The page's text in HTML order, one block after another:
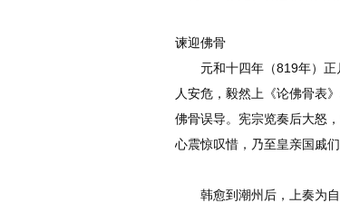
谏迎佛骨
元和十四年（819年）正
人安危，毅然上《论佛骨表
佛骨误导。宪宗览奏后大怒
心震惊叹惜，乃至皇亲国戚
韩愈到潮州后，上奏为自